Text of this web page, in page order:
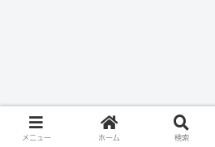
メニュー ホーム 検索